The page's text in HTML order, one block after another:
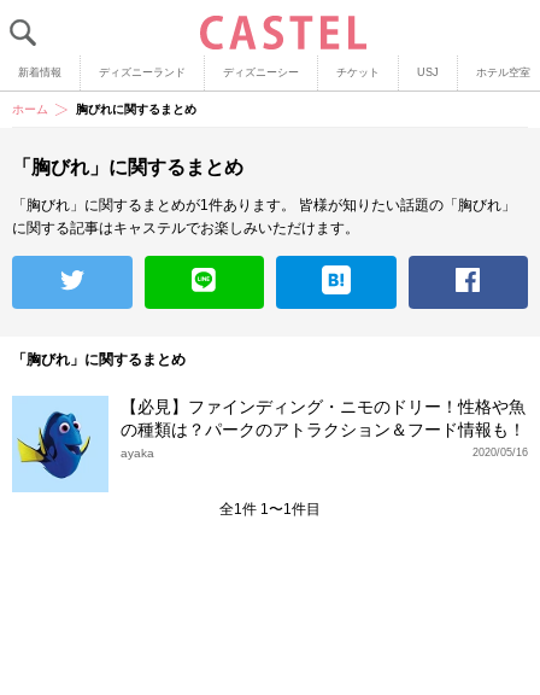
新着情報 ディズニーランド ディズニーシー チケット USJ ホテル空室
ホーム 胸びれに関するまとめ
「胸びれ」に関するまとめ
「胸びれ」に関するまとめが1件あります。
皆様が知りたい話題の「胸びれ」
に関する記事はキャステルでお楽しみいただけます。
「胸びれ」に関するまとめ
【必見】ファインディング・ニモのドリー！性格や魚
の種類は？パークのアトラクション＆フード情報も！
2020/05/16
ayaka
全1件 1〜1件目